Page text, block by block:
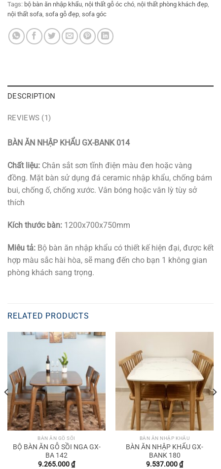
Tags: bộ bàn ăn nhập khẩu, nội thất gỗ óc chó, nội thất phòng khách đẹp,
nội thất sofa, sofa gỗ đẹp, sofa góc
DESCRIPTION
REVIEWS (1)
BÀN ĂN NHẬP KHẨU GX-BANK 014
Chất liệu: Chân sắt sơn tĩnh điện màu đen hoặc vàng
đồng. Mặt bàn sử dụng đá ceramic nhập khẩu, chống bám
bui, chống ố, chống xước. Vân bóng hoặc vân lỳ tùy sở
thích
Kích thước bàn: 1200x700x750mm
Miêu tả: Bộ bàn ăn nhập khẩu có thiết kế hiện đại, được kết
hợp màu sắc hài hòa, sẽ mang đến cho bạn 1 không gian
phòng khách sang trọng.
RELATED PRODUCTS
BÀN ĂN GỖ SỒI
BỘ BÀN ĂN GỖ SỒI NGA GX-
BA 142
9.265.000₫
BÀN ĂN NHẬP KHẨU
BÀN ĂN NHẬP KHẨU GX-
BANK 180
9.537.000₫